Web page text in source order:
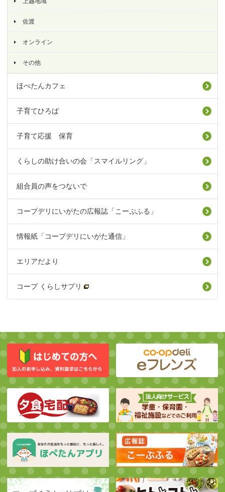
佐渡
オンライン
その他
ほぺたんカフェ
子育てひろば
子育て応援 保育
くらしの助け合いの会「スマイルリング」
組合員の声をつないで
コープデリにいがたの広報誌「こーぷふる」
情報紙「コープデリにいがた通信」
エリアだより
コープ くらしサプリ